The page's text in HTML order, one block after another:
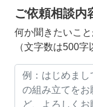
ご依頼相談内
何か聞きたいこ
（文字数は500字